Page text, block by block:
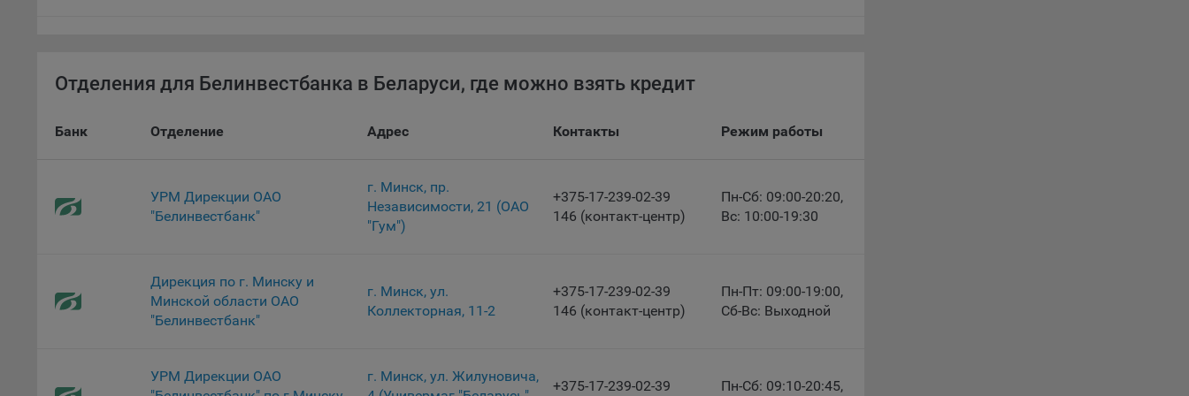
ссылкам, ведущим на соответствующие страницы сайтов основных браузеров:
Chrome
Opera
Microsoft Edge
вопросом, в части использования файлов сookie, на электронную почту
Общества:info@myfin.by
Отключение аналитических cookie-файлов не позволит определять
Отделения для Белинвестбанка в Беларуси, где можно взять кредит
Банк Отделение Адрес Контакты Режим работы
УРМ Дирекции ОАО
"Белинвестбанк"
г. Минск, пр.
Независимости, 21 (ОАО
"Гум")
+375-17-239-02-39
146 (контакт-центр)
Пн-Сб: 09:00-20:20,
Вс: 10:00-19:30
Дирекция по г. Минску и
Минской области ОАО
"Белинвестбанк"
г. Минск, ул.
Коллекторная, 11-2
+375-17-239-02-39
146 (контакт-центр)
Пн-Пт: 09:00-19:00,
Сб-Вс: Выходной
УРМ Дирекции ОАО
г. Минск, ул. Жилуновича,
+375-17-239-02-39
Пн-Сб: 09:10-20:45,